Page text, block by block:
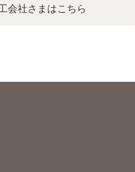
会社さまはこちら